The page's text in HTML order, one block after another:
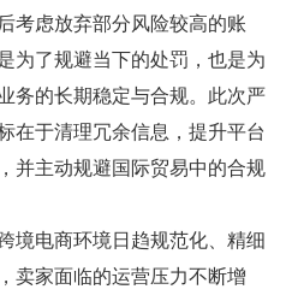
考虑放弃部分风险较高的账
为了规避当下的处罚，也是为
务的长期稳定与合规。此次严
在于清理冗余信息，提升平台
并主动规避国际贸易中的合规
电商环境日趋规范化、精细
卖家面临的运营压力不断增